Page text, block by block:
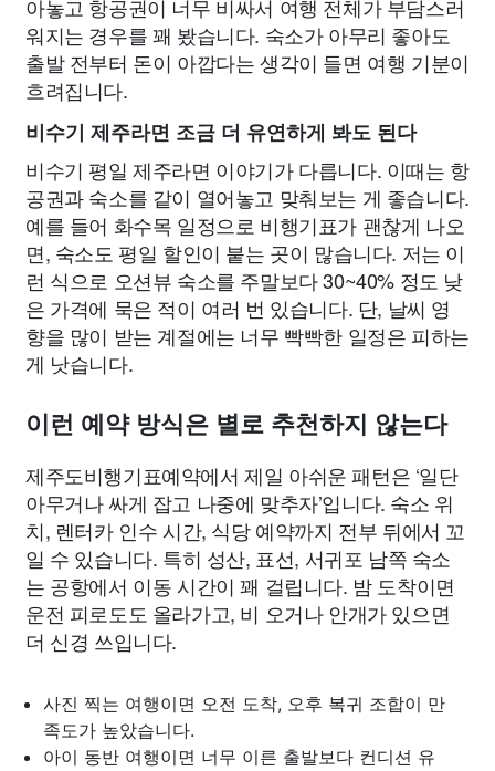
아놓고 항공권이 너무 비싸서 여행 전체가 부담스러
워지는 경우를 꽤 봤습니다. 숙소가 아무리 좋아도
출발 전부터 돈이 아깝다는 생각이 들면 여행 기분이
흐려집니다.
비수기 제주라면 조금 더 유연하게 봐도 된다
비수기 평일 제주라면 이야기가 다릅니다. 이때는 항
공권과 숙소를 같이 열어놓고 맞춰보는 게 좋습니다.
예를 들어 화수목 일정으로 비행기표가 괜찮게 나오
면, 숙소도 평일 할인이 붙는 곳이 많습니다. 저는 이
런 식으로 오션뷰 숙소를 주말보다 30~40% 정도 낮
은 가격에 묵은 적이 여러 번 있습니다. 단, 날씨 영
향을 많이 받는 계절에는 너무 빡빡한 일정은 피하는
게 낫습니다.
이런 예약 방식은 별로 추천하지 않는다
제주도비행기표예약에서 제일 아쉬운 패턴은 ‘일단
아무거나 싸게 잡고 나중에 맞추자’입니다. 숙소 위
치, 렌터카 인수 시간, 식당 예약까지 전부 뒤에서 꼬
일 수 있습니다. 특히 성산, 표선, 서귀포 남쪽 숙소
는 공항에서 이동 시간이 꽤 걸립니다. 밤 도착이면
운전 피로도도 올라가고, 비 오거나 안개가 있으면
더 신경 쓰입니다.
사진 찍는 여행이면 오전 도착, 오후 복귀 조합이 만
족도가 높았습니다.
아이 동반 여행이면 너무 이른 출발보다 컨디션 유